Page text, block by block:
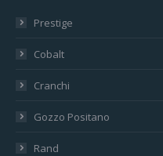
Prestige
Cobalt
Cranchi
Gozzo Positano
Rand